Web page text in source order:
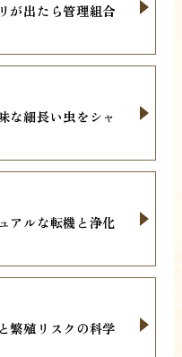
が出たら管理組合
な細長い虫をシャ
アルな転機と浄化
繁殖リスクの科学